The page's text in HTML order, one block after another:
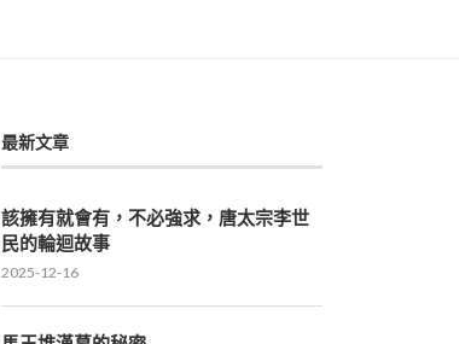
最新文章
該擁有就會有，不必強求，唐太宗李世
民的輪迴故事
2025-12-16